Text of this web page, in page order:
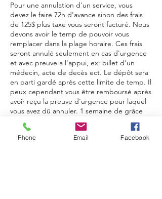
Pour une annulation d'un service, vous
devez le faire 72h d'avance sinon des frais
de 125$ plus taxe vous seront facturé. Nous
devons avoir le temp de pouvoir vous
remplacer dans la plage horaire. Ces frais
seront annulé seulement en cas d'urgence
et avec preuve a l'appui, ex; billet d'un
médecin, acte de decès ect. Le dépôt sera
en parti gardé après cette limite de temp. Il
peux cependant vous être remboursé après
avoir reçu la preuve d'urgence pour laquel
vous avez dû annuler. 1 semaine de grâce
vous est accordé pour présenté la preuve.
Phone Email Facebook